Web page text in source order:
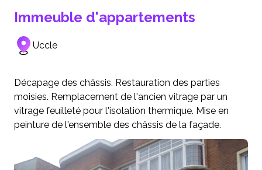
Immeuble d'appartements
Uccle
Décapage des châssis. Restauration des parties
moisies. Remplacement de l'ancien vitrage par un
vitrage feuilleté pour l'isolation thermique. Mise en
peinture de l'ensemble des châssis de la façade.